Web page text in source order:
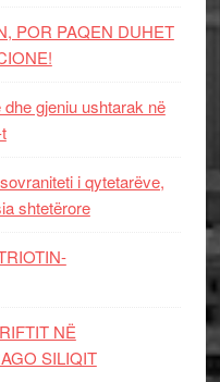
POR PAQEN DUHET
gjeniu ushtarak në
i qytetarëve,
shtetërore
NË
SILIQIT